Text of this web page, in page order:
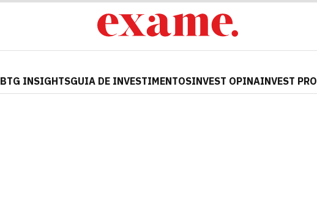
BTG INSIGHTSGUIA DE INVESTIMENTOSINVEST OPINAINVEST PRO